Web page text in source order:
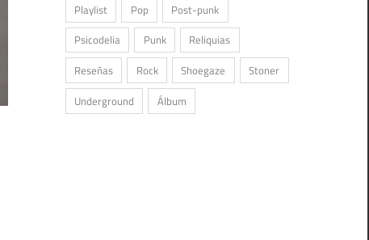
Playlist
Pop
Post-punk
Psicodelia
Punk
Reliquias
Reseñas
Rock Shoegaze
Stoner
Underground
Álbum